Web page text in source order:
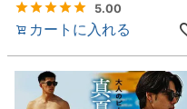
5.00
カートに入れる